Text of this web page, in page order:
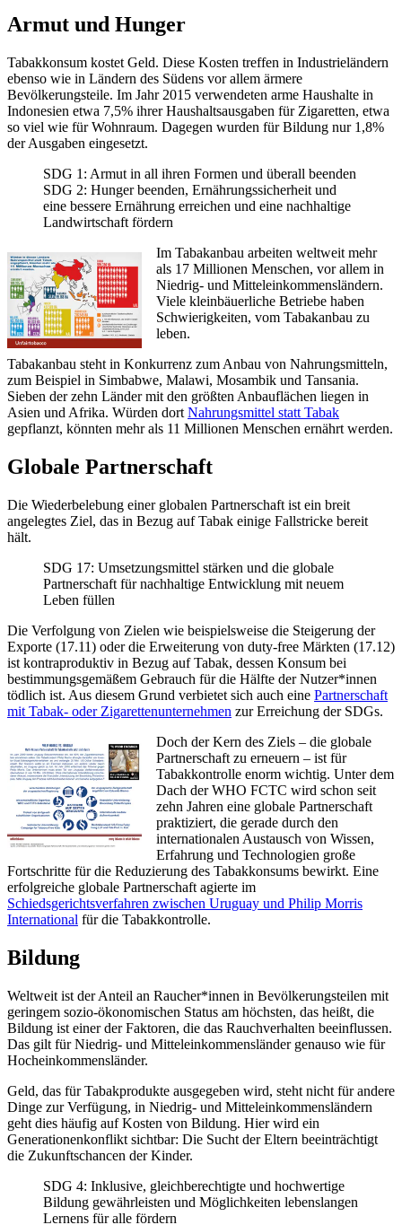
Armut und Hunger
Tabakkonsum kostet Geld. Diese Kosten treffen in Industrieländern
ebenso wie in Ländern des Südens vor allem ärmere
Bevölkerungsteile. Im Jahr 2015 verwendeten arme Haushalte in
Indonesien etwa 7,5% ihrer Haushaltsausgaben für Zigaretten, etwa
so viel wie für Wohnraum. Dagegen wurden für Bildung nur 1,8%
der Ausgaben eingesetzt.
SDG 1: Armut in all ihren Formen und überall beenden
SDG 2: Hunger beenden, Ernährungssicherheit und
eine bessere Ernährung erreichen und eine nachhaltige
Landwirtschaft fördern
Im Tabakanbau arbeiten weltweit mehr
als 17 Millionen Menschen, vor allem in
Niedrig- und Mitteleinkommensländern.
Viele kleinbäuerliche Betriebe haben
Schwierigkeiten, vom Tabakanbau zu
leben.
Tabakanbau steht in Konkurrenz zum Anbau von Nahrungsmitteln,
zum Beispiel in Simbabwe, Malawi, Mosambik und Tansania.
Sieben der zehn Länder mit den größten Anbauflächen liegen in
Asien und Afrika. Würden dort Nahrungsmittel statt Tabak
gepflanzt, könnten mehr als 11 Millionen Menschen ernährt werden.
Globale Partnerschaft
Die Wiederbelebung einer globalen Partnerschaft ist ein breit
angelegtes Ziel, das in Bezug auf Tabak einige Fallstricke bereit
hält.
SDG 17: Umsetzungsmittel stärken und die globale
Partnerschaft für nachhaltige Entwicklung mit neuem
Leben füllen
Die Verfolgung von Zielen wie beispielsweise die Steigerung der
Exporte (17.11) oder die Erweiterung von duty-free Märkten (17.12)
ist kontraproduktiv in Bezug auf Tabak, dessen Konsum bei
bestimmungsgemäßem Gebrauch für die Hälfte der Nutzer*innen
tödlich ist. Aus diesem Grund verbietet sich auch eine Partnerschaft
mit Tabak- oder Zigarettenunternehmen zur Erreichung der SDGs.
Doch der Kern des Ziels – die globale
Partnerschaft zu erneuern – ist für
Tabakkontrolle enorm wichtig. Unter dem
Dach der WHO FCTC wird schon seit
zehn Jahren eine globale Partnerschaft
praktiziert, die gerade durch den
internationalen Austausch von Wissen,
Erfahrung und Technologien große
Fortschritte für die Reduzierung des Tabakkonsums bewirkt. Eine
erfolgreiche globale Partnerschaft agierte im
Schiedsgerichtsverfahren zwischen Uruguay und Philip Morris
International für die Tabakkontrolle.
Bildung
Weltweit ist der Anteil an Raucher*innen in Bevölkerungsteilen mit
geringem sozio-ökonomischen Status am höchsten, das heißt, die
Bildung ist einer der Faktoren, die das Rauchverhalten beeinflussen.
Das gilt für Niedrig- und Mitteleinkommensländer genauso wie für
Hocheinkommensländer.
Geld, das für Tabakprodukte ausgegeben wird, steht nicht für andere
Dinge zur Verfügung, in Niedrig- und Mitteleinkommensländern
geht dies häufig auf Kosten von Bildung. Hier wird ein
Generationenkonflikt sichtbar: Die Sucht der Eltern beeinträchtigt
die Zukunftschancen der Kinder.
SDG 4: Inklusive, gleichberechtigte und hochwertige
Bildung gewährleisten und Möglichkeiten lebenslangen
Lernens für alle fördern